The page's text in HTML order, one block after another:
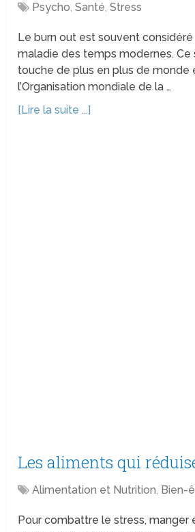
Psycho,Santé,Stress
Le burn out est souvent
maladie des temps modernes. Ce
touche de plus en plus de monde
l’Organisation mondiale de la …
[Lire la suite ...]
Les aliments qui
Alimentation et Nutrition, Bien-
Pour combattre le stress, manger